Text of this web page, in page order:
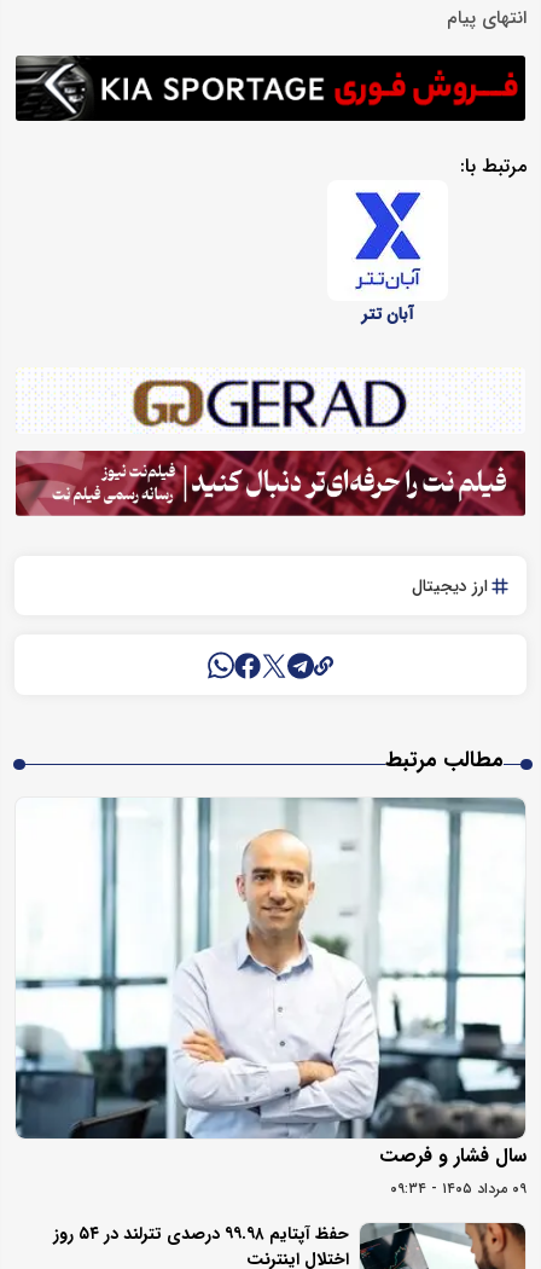
انتهای پیام
مرتبط با:
آبان تتر
ارز دیجیتال
مطالب مرتبط
سال فشار و فرصت
۰۹ مرداد ۱۴۰۵ - ۰۹:۳۴
حفظ آپتایم ۹۹.۹۸ درصدی تترلند در ۵۴ روز
اختلال اینترنت